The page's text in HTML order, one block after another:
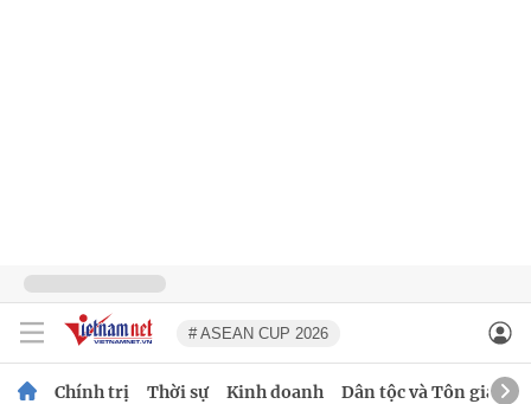
# ASEAN CUP 2026
Chính trị Thời sự Kinh doanh Dân tộc và Tôn giáo